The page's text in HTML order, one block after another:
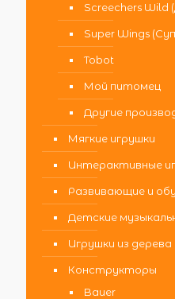
Screechers Wild
Super Wings
Tobot
Мой питомец
Другие
Мягкие игрушки
Интерактивные
Развивающие и
Детские
Игрушки из дерева
Конструкторы
Bauer